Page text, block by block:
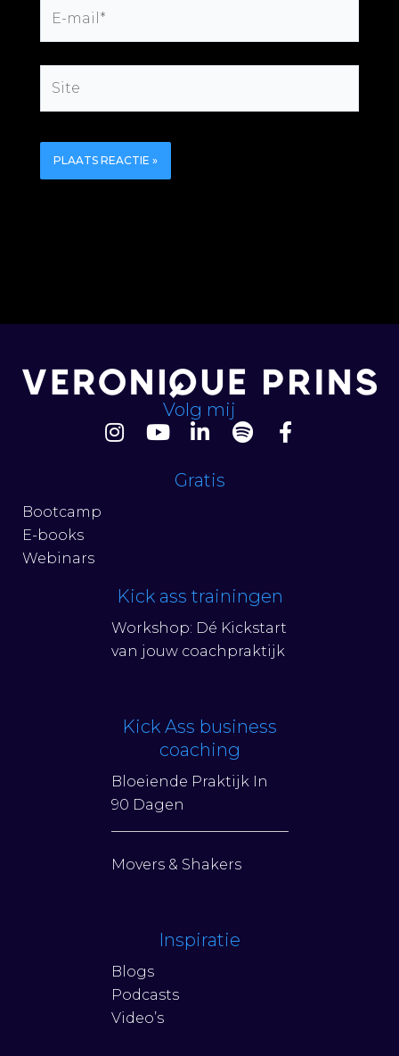
mail*
Volg mij
Gratis
Bootcamp
E-books
Webinars
Kick ass trainingen
Workshop: Dé Kickstart
van jouw coachpraktijk
Kick Ass business
coaching
Bloeiende Praktijk In
90 Dagen
Movers & Shakers
Inspiratie
Blogs
Podcasts
Video’s